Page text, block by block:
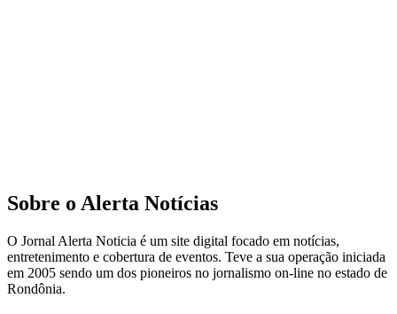
Sobre o Alerta Notícias
O Jornal Alerta Noticia é um site digital focado em notícias,
entretenimento e cobertura de eventos. Teve a sua operação iniciada
em 2005 sendo um dos pioneiros no jornalismo on-line no estado de
Rondônia.